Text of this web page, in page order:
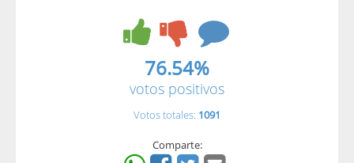
76.54%
votos positivos
Votos totales: 1091
Comparte: